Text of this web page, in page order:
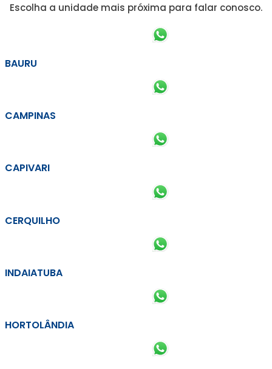
Escolha a unidade mais próxima para falar conosco.
BAURU
CAMPINAS
CAPIVARI
CERQUILHO
INDAIATUBA
HORTOLÂNDIA